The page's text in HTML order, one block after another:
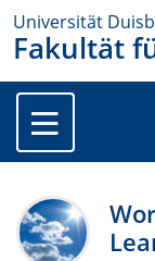
Universität
Fakultät